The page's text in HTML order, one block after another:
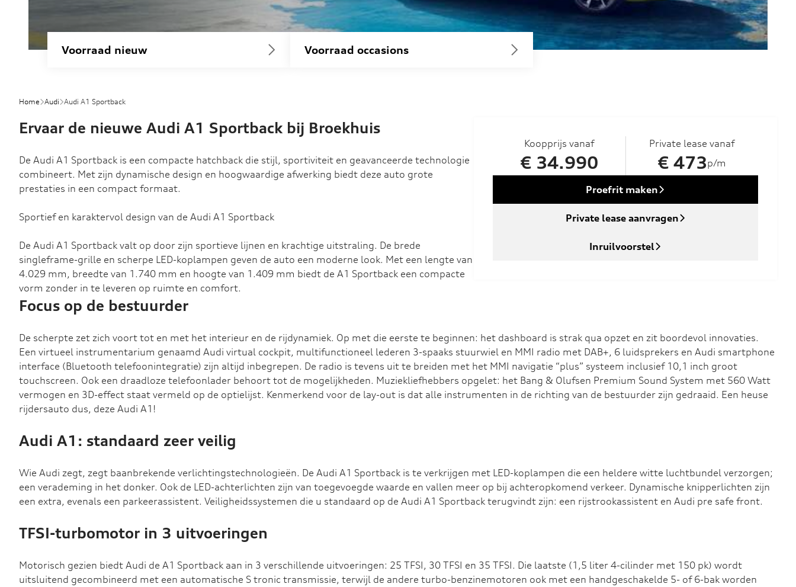
Voorraad nieuw Voorraad occasions
Home Audi Audi A1 Sportback
Ervaar de nieuwe Audi A1 Sportback bij Broekhuis
De Audi A1 Sportback is een compacte hatchback die stijl, sportiviteit en geavanceerde technologie
combineert. Met zijn dynamische design en hoogwaardige afwerking biedt deze auto grote
prestaties in een compact formaat.
Sportief en karaktervol design van de Audi A1 Sportback
De Audi A1 Sportback valt op door zijn sportieve lijnen en krachtige uitstraling. De brede
singleframe-grille en scherpe LED-koplampen geven de auto een moderne look. Met een lengte van
4.029 mm, breedte van 1.740 mm en hoogte van 1.409 mm biedt de A1 Sportback een compacte
vorm zonder in te leveren op ruimte en comfort.
Koopprijs vanaf
€ 34.990
Private lease vanaf
€ 473p/m
Proefrit maken
Private lease aanvragen
Inruilvoorstel
Focus op de bestuurder
De scherpte zet zich voort tot en met het interieur en de rijdynamiek. Op met die eerste te beginnen: het dashboard is strak qua opzet en zit boordevol innovaties.
Een virtueel instrumentarium genaamd Audi virtual cockpit, multifunctioneel lederen 3-spaaks stuurwiel en MMI radio met DAB+, 6 luidsprekers en Audi smartphone
interface (Bluetooth telefoonintegratie) zijn altijd inbegrepen. De radio is tevens uit te breiden met het MMI navigatie “plus” systeem inclusief 10,1 inch groot
touchscreen. Ook een draadloze telefoonlader behoort tot de mogelijkheden. Muziekliefhebbers opgelet: het Bang & Olufsen Premium Sound System met 560 Watt
vermogen en 3D-effect staat vermeld op de optielijst. Kenmerkend voor de lay-out is dat alle instrumenten in de richting van de bestuurder zijn gedraaid. Een heuse
rijdersauto dus, deze Audi A1!
Audi A1: standaard zeer veilig
Wie Audi zegt, zegt baanbrekende verlichtingstechnologieën. De Audi A1 Sportback is te verkrijgen met LED-koplampen die een heldere witte luchtbundel verzorgen;
een verademing in het donker. Ook de LED-achterlichten zijn van toegevoegde waarde en vallen meer op bij achteropkomend verkeer. Dynamische knipperlichten zijn
een extra, evenals een parkeerassistent. Veiligheidssystemen die u standaard op de Audi A1 Sportback terugvindt zijn: een rijstrookassistent en Audi pre safe front.
TFSI-turbomotor in 3 uitvoeringen
Motorisch gezien biedt Audi de A1 Sportback aan in 3 verschillende uitvoeringen: 25 TFSI, 30 TFSI en 35 TFSI. Die laatste (1,5 liter 4-cilinder met 150 pk) wordt
uitsluitend gecombineerd met een automatische S tronic transmissie, terwijl de andere turbo-benzinemotoren ook met een handgeschakelde 5- of 6-bak worden